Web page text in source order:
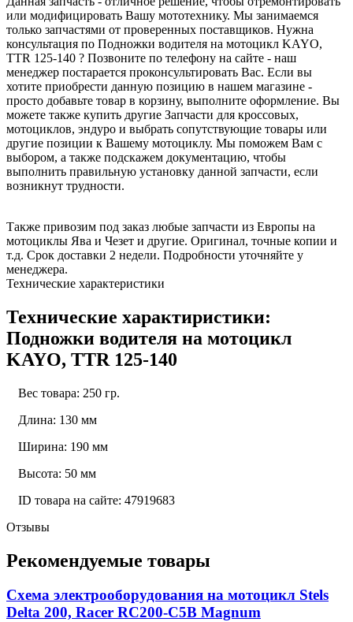
или модифицировать Вашу мототехнику. Мы занимаемся
только запчастями от проверенных поставщиков. Нужна
консультация по Подножки водителя на мотоцикл KAYO,
TTR 125-140 ? Позвоните по телефону на сайте - наш
менеджер постарается проконсультировать Вас. Если вы
хотите приобрести данную позицию в нашем магазине -
просто добавьте товар в корзину, выполните оформление. Вы
можете также купить другие Запчасти для кроссовых,
мотоциклов, эндуро и выбрать сопутствующие товары или
другие позиции к Вашему мотоциклу. Мы поможем Вам с
выбором, а также подскажем документацию, чтобы
выполнить правильную установку данной запчасти, если
возникнут трудности.
Также привозим под заказ любые запчасти из Европы на
мотоциклы Ява и Чезет и другие. Оригинал, точные копии и
т.д. Срок доставки 2 недели. Подробности уточняйте у
менеджера.
Технические характеристики
Технические характиристики:
Подножки водителя на мотоцикл
KAYO, TTR 125-140
Вес товара: 250 гр.
Длина: 130 мм
Ширина: 190 мм
Высота: 50 мм
ID товара на сайте: 47919683
Отзывы
Рекомендуемые товары
Схема электрооборудования на мотоцикл Stels
Delta 200, Racer RC200-C5B Magnum